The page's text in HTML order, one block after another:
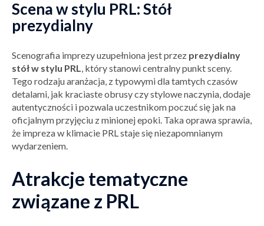
Scena w stylu PRL: Stół
prezydialny
Scenografia imprezy uzupełniona jest przez prezydialny
stół w stylu PRL
, który stanowi centralny punkt sceny.
Tego rodzaju aranżacja, z typowymi dla tamtych czasów
detalami, jak kraciaste obrusy czy stylowe naczynia, dodaje
autentyczności i pozwala uczestnikom poczuć się jak na
oficjalnym przyjęciu z minionej epoki. Taka oprawa sprawia,
że impreza w klimacie PRL staje się niezapomnianym
wydarzeniem.
Atrakcje tematyczne
związane z PRL